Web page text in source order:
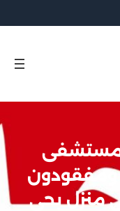
شهداء ومفقودون
منزل بحي